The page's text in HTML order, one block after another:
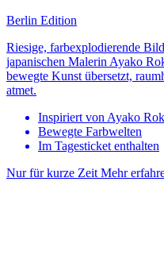
Berlin Edition
Riesige, farbexplodierende
japanischen Malerin Ayako
bewegte Kunst übersetzt,
atmet.
Inspiriert von Ayako
Bewegte Farbwelten
Im Tagesticket enthalten
Nur für kurze Zeit Mehr